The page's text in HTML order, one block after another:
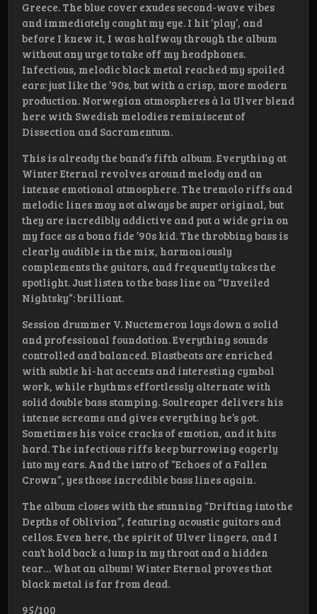
Greece. The blue cover exudes second-wave vibes
and immediately caught my eye. I hit ‘play’, and
before I knew it, I was halfway through the album
without any urge to take off my headphones.
Infectious, melodic black metal reached my spoiled
ears: just like the ’90s, but with a crisp, more modern
production. Norwegian atmospheres à la Ulver blend
here with Swedish melodies reminiscent of
Dissection and Sacramentum.
This is already the band’s fifth album. Everything at
Winter Eternal revolves around melody and an
intense emotional atmosphere. The tremolo riffs and
melodic lines may not always be super original, but
they are incredibly addictive and put a wide grin on
my face as a bona fide ’90s kid. The throbbing bass is
clearly audible in the mix, harmoniously
complements the guitars, and frequently takes the
spotlight. Just listen to the bass line on “Unveiled
Nightsky”: brilliant.
Session drummer V. Nuctemeron lays down a solid
and professional foundation. Everything sounds
controlled and balanced. Blastbeats are enriched
with subtle hi-hat accents and interesting cymbal
work, while rhythms effortlessly alternate with
solid double bass stamping. Soulreaper delivers his
intense screams and gives everything he’s got.
Sometimes his voice cracks of emotion, and it hits
hard. The infectious riffs keep burrowing eagerly
into my ears. And the intro of “Echoes of a Fallen
Crown”, yes those incredible bass lines again.
The album closes with the stunning “Drifting into the
Depths of Oblivion”, featuring acoustic guitars and
cellos. Even here, the spirit of Ulver lingers, and I
can’t hold back a lump in my throat and a hidden
tear… What an album! Winter Eternal proves that
black metal is far from dead.
95/100